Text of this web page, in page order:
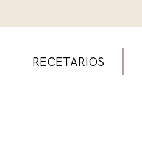
RECETARIOS